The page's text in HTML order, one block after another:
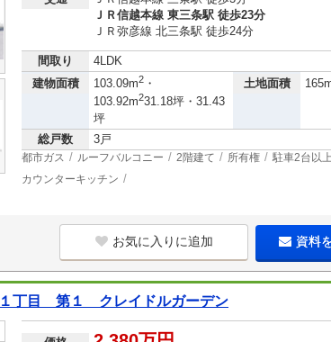
ＪＲ信越本線 東三条駅 徒歩23分
ＪＲ弥彦線 北三条駅 徒歩24分
間取り
4LDK
建物面積
103.09m2 ・
103.92m231.18坪・31.43
坪
土地面積
総戸数 3戸
都市ガス ルーフバルコニー 2階建て 所有権
駐車2台以上
カウンターキッチン
お気に入りに追加 資料
１丁目 第１ クレイドルガーデン